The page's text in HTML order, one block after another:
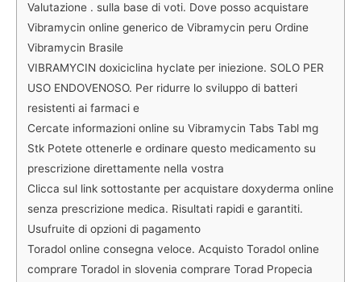
Valutazione . sulla base di voti. Dove posso acquistare
Vibramycin online generico de Vibramycin peru Ordine
Vibramycin Brasile
VIBRAMYCIN doxiciclina hyclate per iniezione. SOLO PER
USO ENDOVENOSO. Per ridurre lo sviluppo di batteri
resistenti ai farmaci e
Cercate informazioni online su Vibramycin Tabs Tabl mg
Stk Potete ottenerle e ordinare questo medicamento su
prescrizione direttamente nella vostra
Clicca sul link sottostante per acquistare doxyderma online
senza prescrizione medica. Risultati rapidi e garantiti.
Usufruite di opzioni di pagamento
Toradol online consegna veloce. Acquisto Toradol online
comprare Toradol in slovenia comprare Torad Propecia